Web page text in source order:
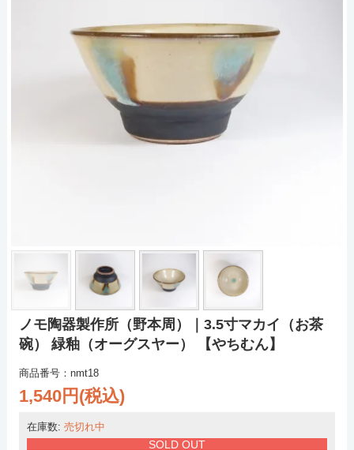
ノモ陶器製作所（野本周）｜3.5寸マカイ（お茶
碗） 緑釉（オーグスヤー） 【やちむん】
商品番号：nmt18
1,540円(税込)
在庫数: 売切れ中
SOLD OUT